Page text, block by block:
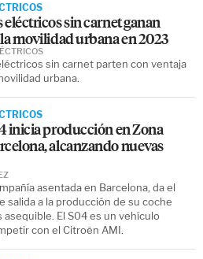
eléctricos sin carnet ganan
movilidad urbana en 2023
sin carnet parten con ventaja
urbana.
inicia producción en Zona
alcanzando nuevas
asentada en Barcelona, da el
salida a la producción de su coche
asequible. El S04 es un vehículo
con el Citroën AMI.